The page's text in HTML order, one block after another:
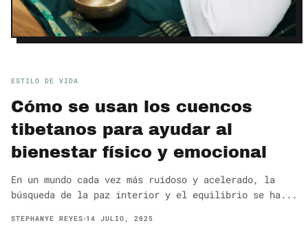
ESTILO DE VIDA
Cómo se usan los cuencos
tibetanos para ayudar al
bienestar físico y emocional
En un mundo cada vez más ruidoso y acelerado, la
búsqueda de la paz interior y el equilibrio se ha...
STEPHANYE REYES 14 JULIO, 2025